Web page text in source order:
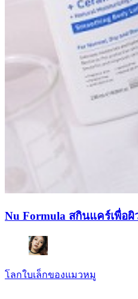
Nu Formula สกินแคร์เพื่อ
โลกใบเล็กของแมวหมู